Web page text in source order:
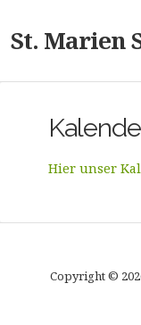
St. Marien
Hier unser
Copyright ©